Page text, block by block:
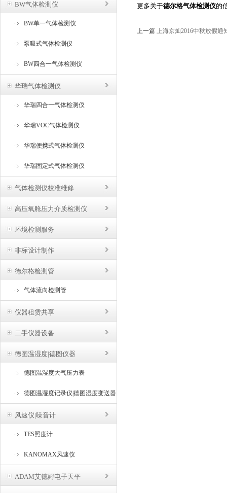
BW气体检测仪
BW单一气体检测仪
泵吸式气体检测仪
BW四合一气体检测仪
华瑞气体检测仪
华瑞四合一气体检测仪
华瑞VOC气体检测仪
华瑞便携式气体检测仪
华瑞固定式气体检测仪
气体检测仪校准维修
高压氧舱压力介质检测仪
环境检测服务
非标设计制作
德尔格检测管
气体流向检测管
仪器租赁共享
二手仪器设备
德图温湿度|德图仪器
德图温湿度大气压力表
德图温湿度记录仪|德图湿度变送器
风速仪|噪音计
TES照度计
KANOMAX风速仪
ADAM艾德姆电子天平
更多关于德尔格气体检测仪的
上一篇 上海京灿2016中秋放假通